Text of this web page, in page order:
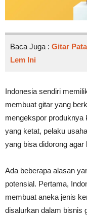
Baca Juga : Gitar
Lem Ini
Indonesia sendiri
membuat gitar yang
mengekspor produknya
yang ketat, pelaku
yang bisa didorong agar
Ada beberapa alasan
potensial. Pertama,
membuat aneka jenis
disalurkan dalam bisnis